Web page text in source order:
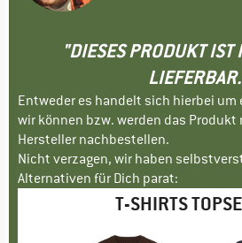
"DIESES PRODUKT IST
Entweder es handelt sich hierbei um
wir können bzw. werden das
Hersteller nachbestellen.
Nicht verzagen, wir haben
Alternativen für Dich parat:
T-SHIRTS